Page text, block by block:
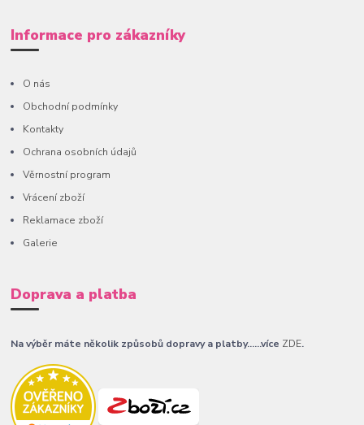
Informace pro zákazníky
O nás
Obchodní podmínky
Kontakty
Ochrana osobních údajů
Věrnostní program
Vrácení zboží
Reklamace zboží
Galerie
Doprava a platba
Na výběr máte několik způsobů dopravy a platby......více ZDE.